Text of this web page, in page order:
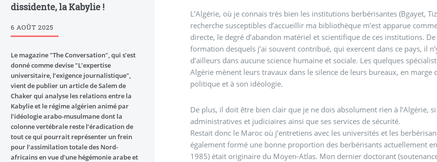
L’Algérie, où je connais très bien les institutions berbérisantes (Bgayet,
recherche susceptibles d’accueillir ma bibliothèque m’est apparue
directe, le degré d’abandon matériel et scientifique de ces institutions.
formation desquels j’ai souvent contribué, qui exercent dans ce pays, il
d’ailleurs dans aucune science humaine et sociale. Les quelques
Algérie mènent leurs travaux dans le silence de leurs bureaux, en
politique et à son idéologie.
De plus, il doit être bien clair que je ne dois absolument rien à l’Algérie,
administratives et judiciaires ainsi que ses services de sécurité.
Restait donc le Maroc où j’entretiens avec les universités et les
également formé une bonne proportion des berbérisants actuellement
1985) était originaire du Moyen-Atlas. Mon dernier doctorant
dissidente, la Kabylie !
6 AOÛT 2025
Le magazine "The Conversation", qui s’est
donné comme devise "L’expertise
universitaire, l’exigence journalistique",
vient de publier un article de Salem de
Chaker qui analyse les relations entre la
Kabylie et le régime algérien animé par
l’idéologie arabo-musulmane dont la
colonne vertébrale reste l’éradication de
tout ce qui pourrait représenter un frein
pour l’assimilation totale des Nord-
africains en vue d’une hégémonie arabe et